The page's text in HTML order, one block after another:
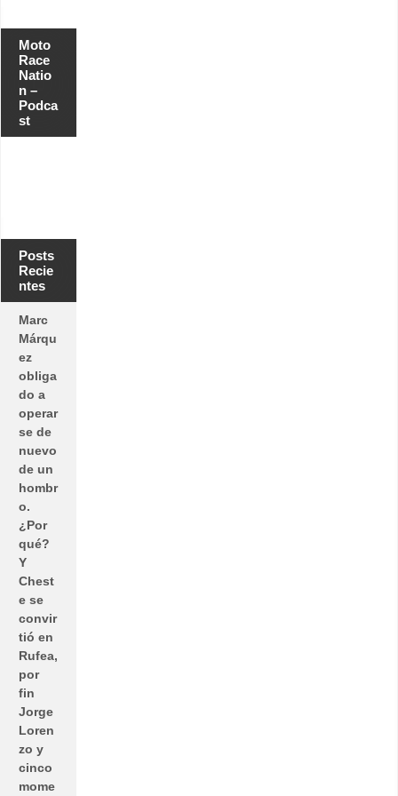
Moto
Race
Natio
n –
Podca
st
Posts
Recie
ntes
Marc
Márqu
ez
obliga
do a
operar
se de
nuevo
de un
hombr
o.
¿Por
qué?
Y
Chest
e se
convir
tió en
Rufea,
por
fin
Jorge
Loren
zo y
cinco
mome